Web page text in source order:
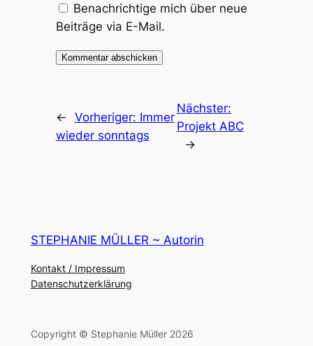
Benachrichtige mich über neue
Beiträge via E-Mail.
← Vorheriger: Immer
wieder sonntags
Nächster:
Projekt ABC
→
STEPHANIE MÜLLER ~ Autorin
Kontakt / Impressum
Datenschutzerklärung
Copyright © Stephanie Müller 2026